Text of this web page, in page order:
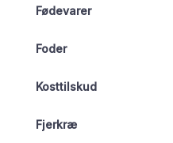
Fødevarer
Foder
Kosttilskud
Fjerkræ